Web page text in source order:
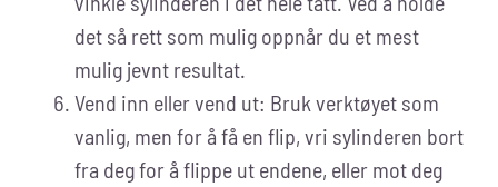
det så rett som mulig oppnår du et mest
mulig jevnt resultat.
Vend inn eller vend ut: Bruk verktøyet som
vanlig, men for å få en flip, vri sylinderen bort
fra deg for å flippe ut endene, eller mot deg